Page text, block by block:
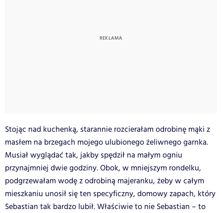
Stojąc nad kuchenką, starannie rozcierałam odrobinę mąki z
masłem na brzegach mojego ulubionego żeliwnego garnka.
Musiał wyglądać tak, jakby spędził na małym ogniu
przynajmniej dwie godziny. Obok, w mniejszym rondelku,
podgrzewałam wodę z odrobiną majeranku, żeby w całym
mieszkaniu unosił się ten specyficzny, domowy zapach, który
Sebastian tak bardzo lubił. Właściwie to nie Sebastian – to